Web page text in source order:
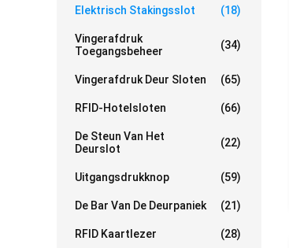
Elektrisch Stakingsslot (18)
Vingerafdruk
Toegangsbeheer
(34)
Vingerafdruk Deur Sloten (65)
RFID-Hotelsloten (66)
De Steun Van Het
Deurslot
(22)
Uitgangsdrukknop (59)
De Bar Van De Deurpaniek (21)
RFID Kaartlezer (28)